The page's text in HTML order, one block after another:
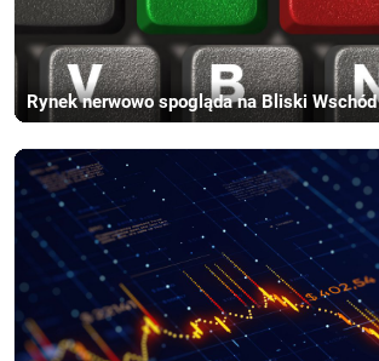
Rynek nerwowo spogląda na Bliski Wschód